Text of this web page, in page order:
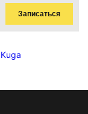
Записаться